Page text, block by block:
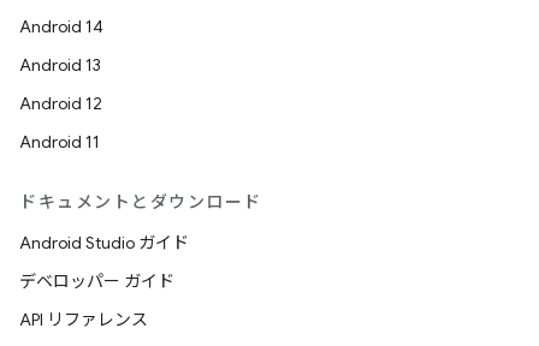
Android 14
Android 13
Android 12
Android 11
ドキュメントとダウンロード
Android Studio ガイド
デベロッパー ガイド
API リファレンス